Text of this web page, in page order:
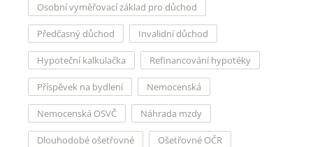
Osobní vyměřovací základ pro důchod
Předčasný důchod Invalidní důchod
Hypoteční kalkulačka Refinancování hypotéky
Příspěvek na bydlení Nemocenská
Nemocenská OSVČ Náhrada mzdy
Dlouhodobé ošetřovné Ošetřovné OČR